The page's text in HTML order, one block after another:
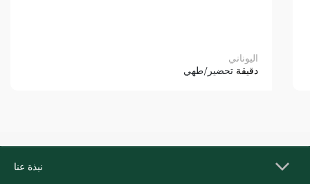
اليوناني
دقيقة تحضير/طهي
نبذة عنا